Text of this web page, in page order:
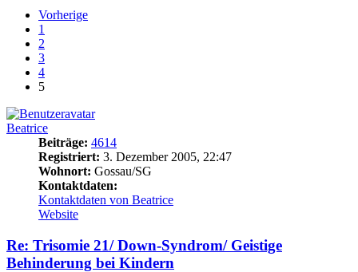
Vorherige
1
2
3
4
5
Beatrice
Beiträge: 4614
Registriert: 3. Dezember 2005, 22:47
Wohnort: Gossau/SG
Kontaktdaten:
Kontaktdaten von Beatrice
Website
Re: Trisomie 21/ Down-Syndrom/ Geistige
Behinderung bei Kindern